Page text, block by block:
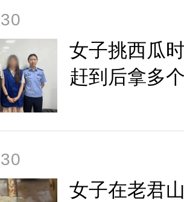
女子挑西瓜
赶到后拿多
女子在老君